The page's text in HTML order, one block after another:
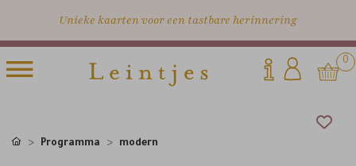
Unieke kaarten voor een tastbare herinnering
0
Programma modern